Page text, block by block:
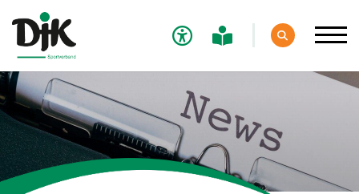
Verband
Aktuelles
Verbands-News